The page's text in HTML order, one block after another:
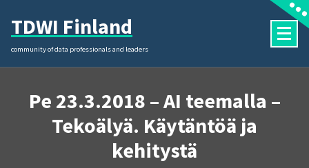
content
TDWI Finland
community of data professionals and leaders
Pe 23.3.2018 – AI teemalla –
Tekoälyä. Käytäntöä ja
kehitystä